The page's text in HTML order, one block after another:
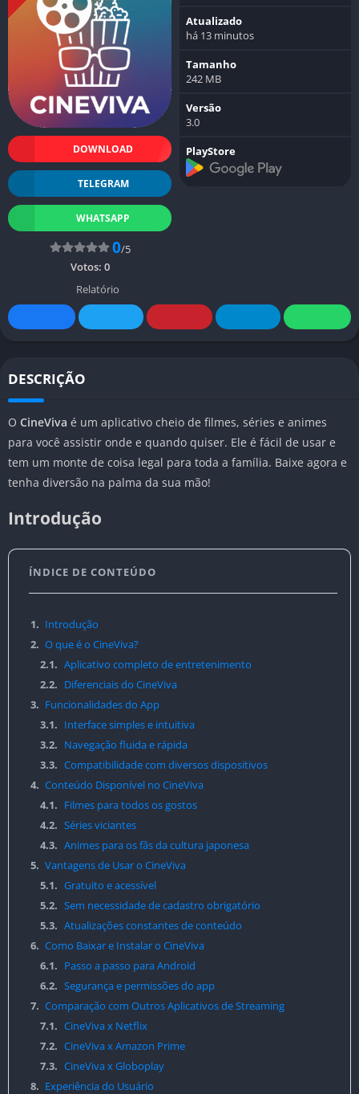
DOWNLOAD
TELEGRAM
WHATSAPP
0/5
Votos: 0
Relatório
Atualizado
há 13 minutos
Tamanho
242 MB
Versão
3.0
PlayStore
DESCRIÇÃO
O CineViva é um aplicativo cheio de filmes, séries e animes
para você assistir onde e quando quiser. Ele é fácil de usar e
tem um monte de coisa legal para toda a família. Baixe agora e
tenha diversão na palma da sua mão!
Introdução
ÍNDICE DE CONTEÚDO
1. Introdução
2. O que é o CineViva?
2.1. Aplicativo completo de entretenimento
2.2. Diferenciais do CineViva
3. Funcionalidades do App
3.1. Interface simples e intuitiva
3.2. Navegação fluida e rápida
3.3. Compatibilidade com diversos dispositivos
4. Conteúdo Disponível no CineViva
4.1. Filmes para todos os gostos
4.2. Séries viciantes
4.3. Animes para os fãs da cultura japonesa
5. Vantagens de Usar o CineViva
5.1. Gratuito e acessível
5.2. Sem necessidade de cadastro obrigatório
5.3. Atualizações constantes de conteúdo
6. Como Baixar e Instalar o CineViva
6.1. Passo a passo para Android
6.2. Segurança e permissões do app
7. Comparação com Outros Aplicativos de Streaming
7.1. CineViva x Netflix
7.2. CineViva x Amazon Prime
7.3. CineViva x Globoplay
8. Experiência do Usuário